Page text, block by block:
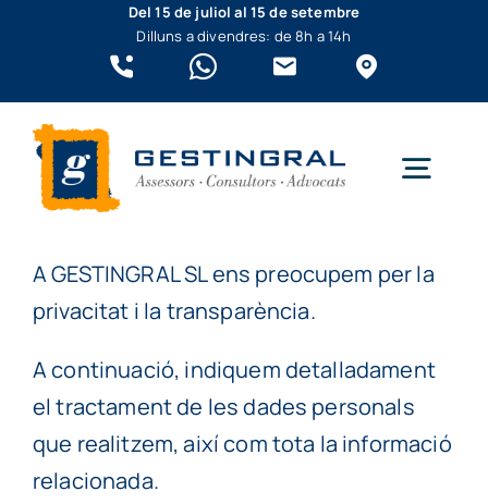
Del 15 de juliol al 15 de setembre
Dilluns a divendres: de 8h a 14h
Qui som?
A GESTINGRAL SL ens preocupem per la
privacitat i la transparència.
A continuació, indiquem detalladament
el tractament de les dades personals
que realitzem, així com tota la informació
relacionada.